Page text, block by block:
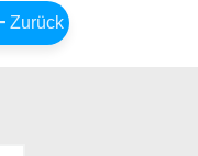
Zurück